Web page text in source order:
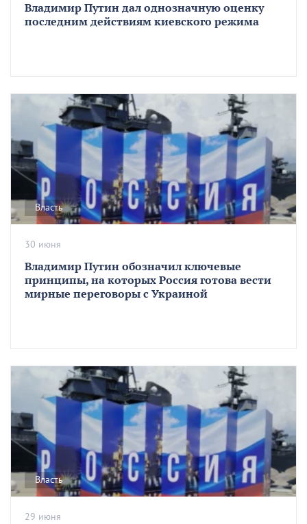
Владимир Путин дал однозначную оценку
последним действиям киевского режима
Власть
Владимир Путин обозначил ключевые
принципы, на которых Россия готова вести
мирные переговоры с Украиной
30 июня
Власть
29 июня